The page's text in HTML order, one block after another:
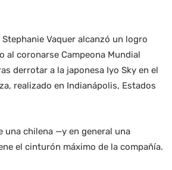
Vaquer alcanzó un logro
al coronarse Campeona Mundial
derrotar a la japonesa Iyo Sky en el
realizado en Indianápolis, Estados
una chilena —y en general una
el cinturón máximo de la compañía.